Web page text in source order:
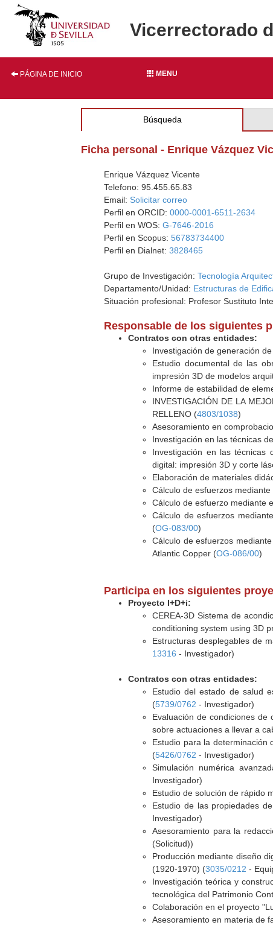
Vicerrectorado
PÁGINA DE INICIO MENU
Búsqueda
Ficha personal - Enrique Vázquez
Enrique Vázquez Vicente
Telefono: 95.455.65.83
Email: Solicitar correo
Perfil en ORCID:0000-0001-6511-2634
Perfil en WOS:G-7646-2016
Perfil en Scopus:56783734400
Perfil en Dialnet:3828465
Grupo de Investigación:Tecnología
Departamento/Unidad: Estructuras de
Situación profesional: Profesor Sustituto
Responsable de los siguientes
Contratos con otras entidades:
Investigación de generación
Estudio documental de las
impresión 3D de modelos
Informe de estabilidad de
INVESTIGACIÓN DE LA
RELLENO (4803/1038)
Asesoramiento en
Investigación en las técnicas
Investigación en las técnicas
digital: impresión 3D y corte
Elaboración de materiales
Cálculo de esfuerzos
Cálculo de esfuerzo mediante
Cálculo de esfuerzos
(OG-083/00)
Cálculo de esfuerzos
Atlantic Copper (OG-086/00)
Participa en los siguientes
Proyecto I+D+i:
CEREA-3D Sistema de
conditioning system using 3D
Estructuras desplegables de
13316 - Investigador)
Contratos con otras entidades:
Estudio del estado de salud
(5739/0762 - Investigador)
Evaluación de condiciones
sobre actuaciones a llevar a
Estudio para la determinación
(5426/0762 - Investigador)
Simulación numérica
Investigador)
Estudio de solución de rápido
Estudio de las propiedades
Investigador)
Asesoramiento para la
(Solicitud))
Producción mediante diseño
(1920-1970) (3035/0212 -
Investigación teórica y
tecnológica del Patrimonio
Colaboración en el proyecto
Asesoramiento en materia de